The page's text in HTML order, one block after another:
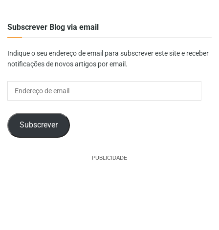
Subscrever Blog via email
Indique o seu endereço de email para subscrever este site e receber
notificações de novos artigos por email.
Subscrever
PUBLICIDADE